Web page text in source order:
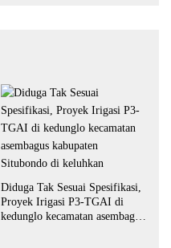
Diduga Tak Sesuai Spesifikasi,
Proyek Irigasi P3-TGAI di
kedunglo kecamatan asembagus